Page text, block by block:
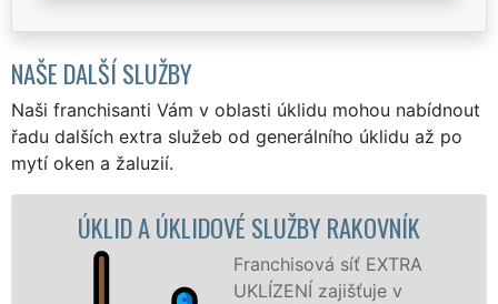
NAŠE DALŠÍ SLUŽBY
Naši franchisanti Vám v oblasti úklidu mohou nabídnout
řadu dalších extra služeb od generálního úklidu až po
mytí oken a žaluzií.
SLUŽBY RAKOVNÍK
Franchisová síť EXTRA
UKLÍZENÍ zajišťuje v
ÚKLIDOVÁ